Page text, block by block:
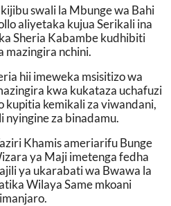
swali la Mbunge wa Bahi
aliyetaka kujua Serikali ina
Sheria Kabambe kudhibiti
mazingira nchini.
hii imeweka msisitizo wa
kwa kukataza uchafuzi
kupitia kemikali za viwandani,
nyingine za binadamu.
Khamis ameriarifu Bunge
ya Maji imetenga fedha
ya ukarabati wa Bwawa la
Wilaya Same mkoani